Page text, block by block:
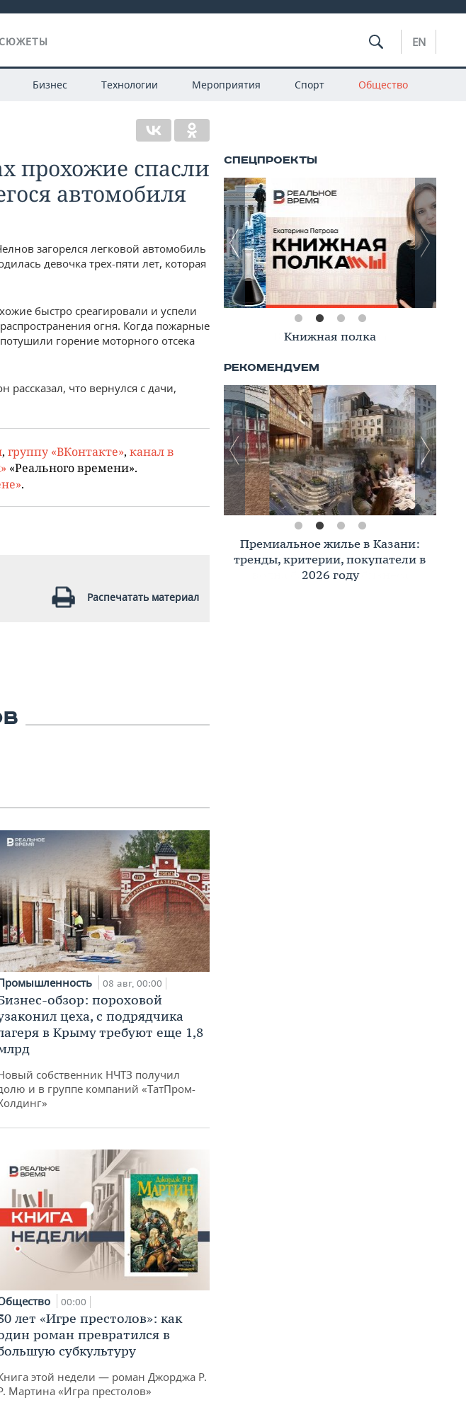
СЮЖЕТЫ EN
Бизнес Технологии Мероприятия Спорт Общество
прохожие спасли
автомобиля
загорелся легковой автомобиль
девочка трех-пяти лет, которая
быстро среагировали и успели
огня. Когда пожарные
горение моторного отсека
что вернулся с дачи,
, группу «ВКонтакте», канал в
«Реального времени».
.
Распечатать материал
08 авг, 00:00
обзор: пороховой
цеха, с подрядчика
в Крыму требуют еще 1,8
собственник НЧТЗ получил
и в группе компаний «ТатПром-
00:00
лет «Игре престолов»: как
роман превратился в
субкультуру
этой недели — роман Джорджа Р.
Мартина «Игра престолов»
Книжная полка
Премиальное жилье в Казани:
тренды, критерии, покупатели в
2026 году